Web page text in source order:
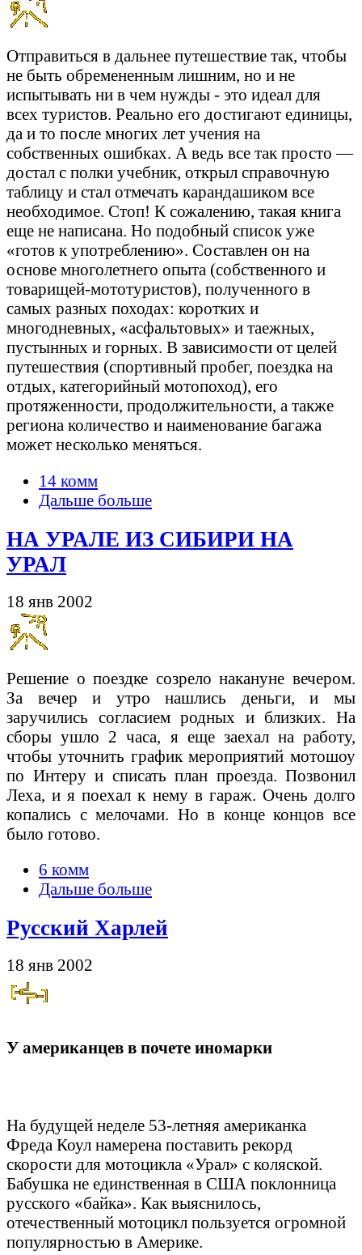
Отправиться в дальнее путешествие так, чтобы
не быть обремененным лишним, но и не
испытывать ни в чем нужды - это идеал для
всех туристов. Реально его достигают единицы,
да и то после многих лет учения на
собственных ошибках. А ведь все так просто —
достал с полки учебник, открыл справочную
таблицу и стал отмечать карандашиком все
необходимое. Стоп! К сожалению, такая книга
еще не написана. Но подобный список уже
«готов к употреблению». Составлен он на
основе многолетнего опыта (собственного и
товарищей-мототуристов), полученного в
самых разных походах: коротких и
многодневных, «асфальтовых» и таежных,
пустынных и горных. В зависимости от целей
путешествия (спортивный пробег, поездка на
отдых, категорийный мотопоход), его
протяженности, продолжительности, а также
региона количество и наименование багажа
может несколько меняться.
14 комм
Дальше больше
НА УРАЛЕ ИЗ СИБИРИ НА
УРАЛ
18 янв 2002
Решение о поездке созрело накануне вечером.
За вечер и утро нашлись деньги, и мы
заручились согласием родных и близких. На
сборы ушло 2 часа, я еще заехал на работу,
чтобы уточнить график мероприятий мотошоу
по Интеру и списать план проезда. Позвонил
Леха, и я поехал к нему в гараж. Очень долго
копались с мелочами. Но в конце концов все
было готово.
6 комм
Дальше больше
Русский Харлей
18 янв 2002
У американцев в почете иномарки
На будущей неделе 53-летняя американка
Фреда Коул намерена поставить рекорд
скорости для мотоцикла «Урал» с коляской.
Бабушка не единственная в США поклонница
русского «байка». Как выяснилось,
отечественный мотоцикл пользуется огромной
популярностью в Америке.